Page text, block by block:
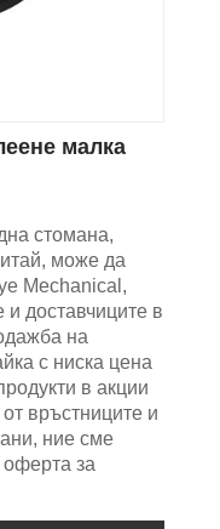
малка
стомана,
може да
Mechanical,
и доставчиците в
на
с ниска цена
в акции
връстниците и
ние сме
за